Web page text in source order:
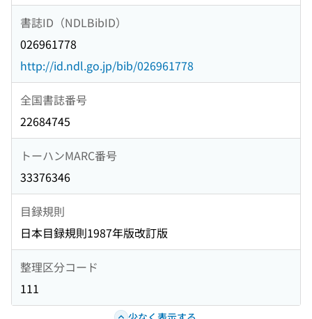
書誌ID（NDLBibID）
026961778
http://id.ndl.go.jp/bib/026961778
全国書誌番号
22684745
トーハンMARC番号
33376346
目録規則
日本目録規則1987年版改訂版
整理区分コード
111